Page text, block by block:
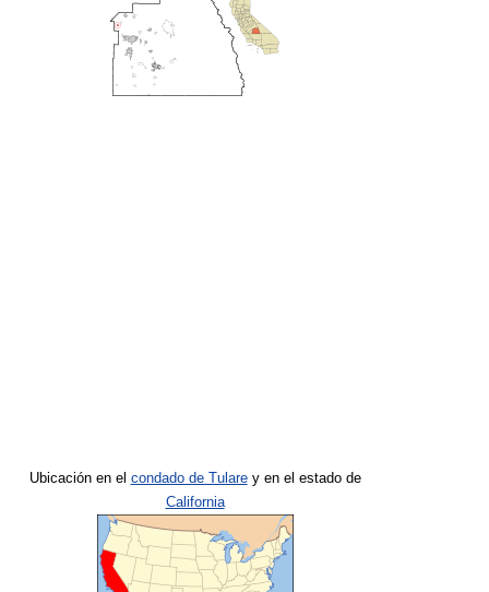
Ubicación en el condado de Tularey en el estado de
California